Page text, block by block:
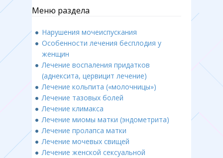
Меню раздела
Нарушения мочеиспускания
Особенности лечения бесплодия у
женщин
Лечение воспаления придатков
(аднексита, цервицит лечение)
Лечение кольпита («молочницы»)
Лечение тазовых болей
Лечение климакса
Лечение миомы матки (эндометрита)
Лечение пролапса матки
Лечение мочевых свищей
Лечение женской сексуальной